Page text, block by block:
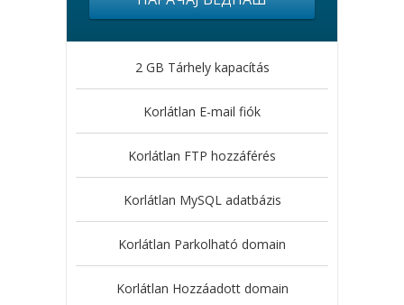
2 GB Tárhely kapacítás
Korlátlan E-mail fiók
Korlátlan FTP hozzáférés
Korlátlan MySQL adatbázis
Korlátlan Parkolható domain
Korlátlan Hozzáadott domain